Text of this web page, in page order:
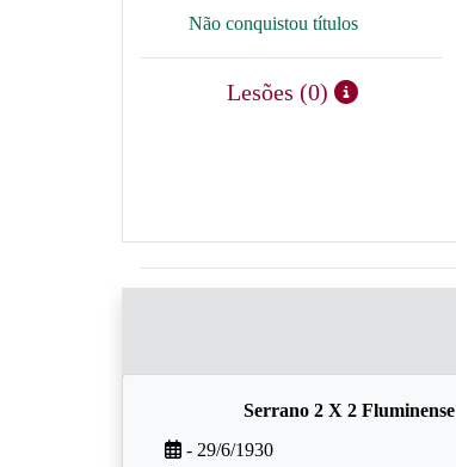
Não conquistou títulos
Lesões (0)
Serrano 2 X 2 Fluminense
- 29/6/1930